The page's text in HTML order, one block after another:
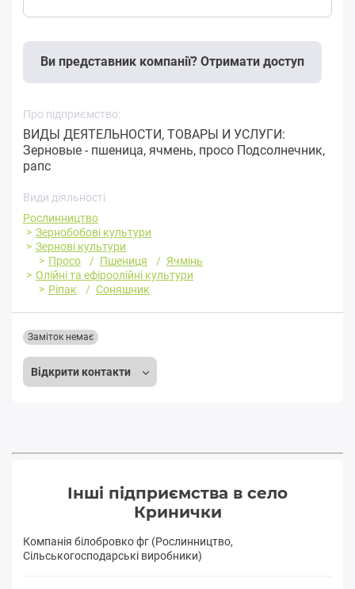
Ви представник компанії? Отримати доступ
Про підприємство:
ВИДЫ ДЕЯТЕЛЬНОСТИ, ТОВАРЫ И УСЛУГИ:
Зерновые - пшеница, ячмень, просо Подсолнечник,
рапс
Види діяльності
Рослинництво
Зернобобові культури
Зернові культури
Просо
Пшениця
Ячмінь
Олійні та ефіроолійні культури
Ріпак
Соняшник
Відкрити контакти
Заміток немає
Інші підприємства в село
Кринички
Компанія білобровко фг (Рослинництво,
Сільськогосподарські виробники)